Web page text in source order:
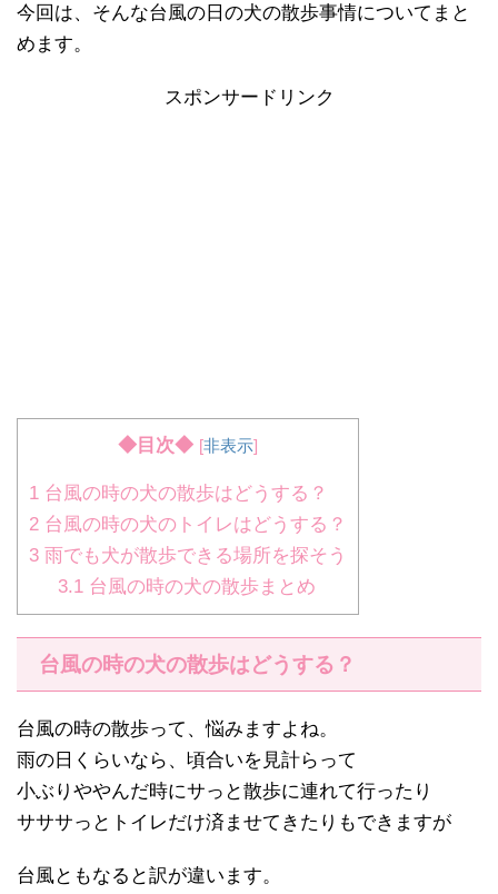
今回は、そんな台風の日の犬の散歩事情についてまと
めます。
スポンサードリンク
◆目次◆ [非表示]
1 台風の時の犬の散歩はどうする？
2 台風の時の犬のトイレはどうする？
3 雨でも犬が散歩できる場所を探そう
3.1 台風の時の犬の散歩まとめ
台風の時の犬の散歩はどうする？
台風の時の散歩って、悩みますよね。
雨の日くらいなら、頃合いを見計らって
小ぶりややんだ時にサっと散歩に連れて行ったり
サササっとトイレだけ済ませてきたりもできますが
台風ともなると訳が違います。